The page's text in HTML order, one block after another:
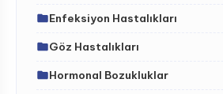
Enfeksiyon Hastalıkları
Göz Hastalıkları
Hormonal Bozukluklar